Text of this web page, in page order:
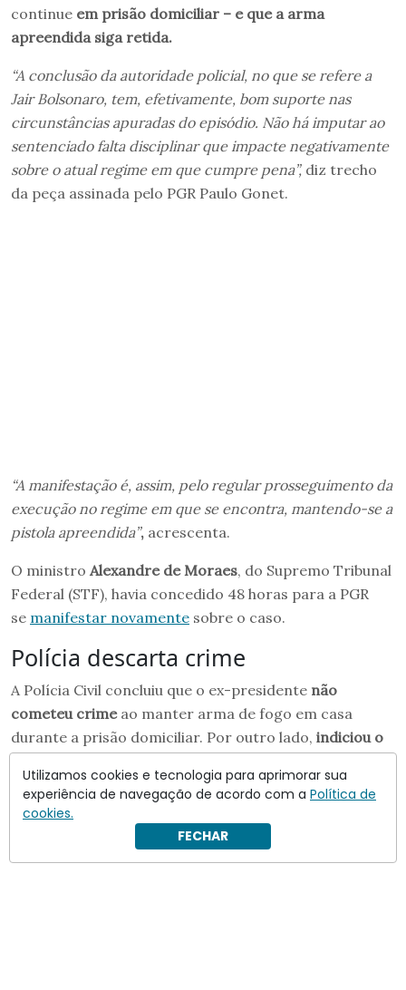
continue em prisão domiciliar – e que a arma
apreendida siga retida.
“A conclusão da autoridade policial, no que se refere a
Jair Bolsonaro, tem, efetivamente, bom suporte nas
circunstâncias apuradas do episódio. Não há imputar ao
sentenciado falta disciplinar que impacte negativamente
sobre o atual regime em que cumpre pena”, diz trecho
da peça assinada pelo PGR Paulo Gonet.
“A manifestação é, assim, pelo regular prosseguimento da
execução no regime em que se encontra, mantendo-se a
pistola apreendida”, acrescenta.
O ministro Alexandre de Moraes, do Supremo Tribunal
Federal (STF), havia concedido 48 horas para a PGR
se manifestar novamente sobre o caso.
Polícia descarta crime
A Polícia Civil concluiu que o ex-presidente não
cometeu crimeao manter arma de fogo em casa
durante a prisão domiciliar. Por outro lado, indiciou o
segundo-sargento do Exército Estácio Leite da
Silvapor porte ilegal de arma de fogo de uso restrito.
Utilizamos cookies e tecnologia para aprimorar sua
experiência de navegação de acordo com a Política de
cookies.
FECHAR